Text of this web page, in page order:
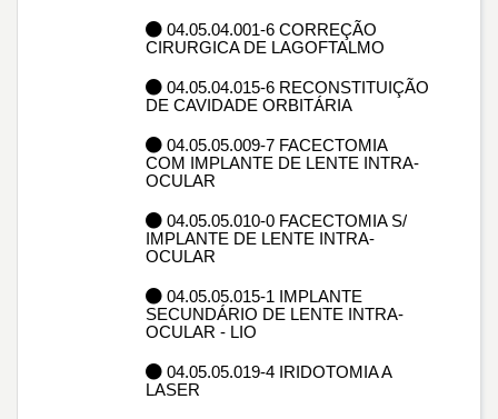
04.05.04.001-6 CORREÇÃO
CIRURGICA DE LAGOFTALMO
04.05.04.015-6 RECONSTITUIÇÃO
DE CAVIDADE ORBITÁRIA
04.05.05.009-7 FACECTOMIA
COM IMPLANTE DE LENTE INTRA-
OCULAR
04.05.05.010-0 FACECTOMIA S/
IMPLANTE DE LENTE INTRA-
OCULAR
04.05.05.015-1 IMPLANTE
SECUNDÁRIO DE LENTE INTRA-
OCULAR - LIO
04.05.05.019-4 IRIDOTOMIA A
LASER